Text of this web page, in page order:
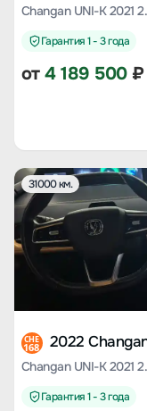
Changan UNI-K 2021
Гарантия 1 - 3 года
от4 189 500₽
31000 км.
CHE
168 2022
Changan UNI-K 2021
Гарантия 1 - 3 года